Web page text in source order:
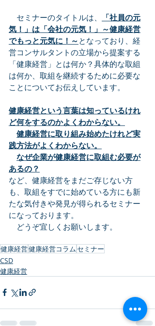
セミナーのタイトルは、
「社員の元
気！」は「会社の元気！」～健康経営
でもっと元気に！～となっており、経
営コンサルタントの立場から提案する
「健康経営」とは何か？具体的な取組
は何か、取組を継続するために必要な
ことについてお伝えしています。
健康経営という言葉は知っているけれ
ど何をするのかよくわからない。
健康経営に取り組み始めたけれど実
践方法がよくわからない。
なぜ企業が健康経営に取組む必要が
あるの？
など、健康経営をまだご存じない方
も、取組をすでに始めている方にも新
たな気付きや発見が得られるセミナー
になっております。
どうぞ宜しくお願いします。
健康経営健康経営コラム セミナー
CSD
健康経営